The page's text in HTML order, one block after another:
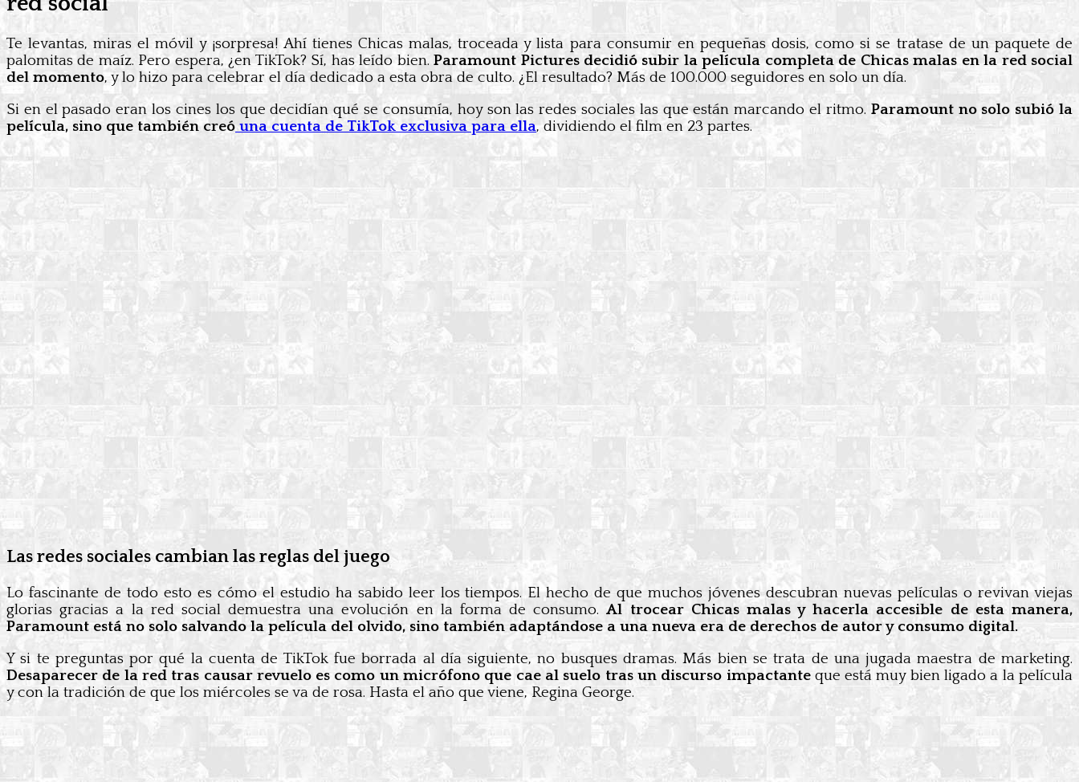
Te levantas, miras el móvil y ¡sorpresa! Ahí tienes Chicas malas, troceada y lista para consumir en pequeñas dosis, como si se tratase de un paquete de
palomitas de maíz. Pero espera, ¿en TikTok? Sí, has leído bien.Paramount Pictures decidió subir la película completa de Chicas malas en la red social
del momento, y lo hizo para celebrar el día dedicado a esta obra de culto. ¿El resultado? Más de 100.000 seguidores en solo un día.
Si en el pasado eran los cines los que decidían qué se consumía, hoy son las redes sociales las que están marcando el ritmo. Paramount no solo subió la
película, sino que también creóuna cuenta de TikTok exclusiva para ella, dividiendo el film en 23 partes.
Las redes sociales cambian las reglas del juego
Lo fascinante de todo esto es cómo el estudio ha sabido leer los tiempos. El hecho de que muchos jóvenes descubran nuevas películas o revivan viejas
glorias gracias a la red social demuestra una evolución en la forma de consumo.Al trocear Chicas malas y hacerla accesible de esta manera,
Paramount está no solo salvando la película del olvido, sino también adaptándose a una nueva era de derechos de autor y consumo digital.
Y si te preguntas por qué la cuenta de TikTok fue borrada al día siguiente, no busques dramas. Más bien se trata de una jugada maestra de marketing.
Desaparecer de la red tras causar revuelo es como un micrófono que cae al suelo tras un discurso impactanteque está muy bien ligado a la película
y con la tradición de que los miércoles se va de rosa. Hasta el año que viene, Regina George.